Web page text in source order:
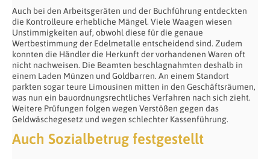
Auch bei den Arbeitsgeräten und der Buchführung entdeckten
die Kontrolleure erhebliche Mängel. Viele Waagen wiesen
Unstimmigkeiten auf, obwohl diese für die genaue
Wertbestimmung der Edelmetalle entscheidend sind. Zudem
konnten die Händler die Herkunft der vorhandenen Waren oft
nicht nachweisen. Die Beamten beschlagnahmten deshalb in
einem Laden Münzen und Goldbarren. An einem Standort
parkten sogar teure Limousinen mitten in den Geschäftsräumen,
was nun ein bauordnungsrechtliches Verfahren nach sich zieht.
Weitere Prüfungen folgen wegen Verstößen gegen das
Geldwäschegesetz und wegen schlechter Kassenführung.
Auch Sozialbetrug festgestellt